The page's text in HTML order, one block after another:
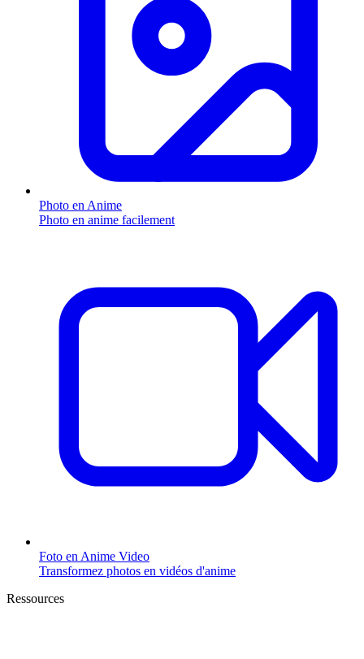
Photo en Anime
Photo en anime facilement
Foto en Anime Video
Transformez photos en vidéos d'anime
Ressources